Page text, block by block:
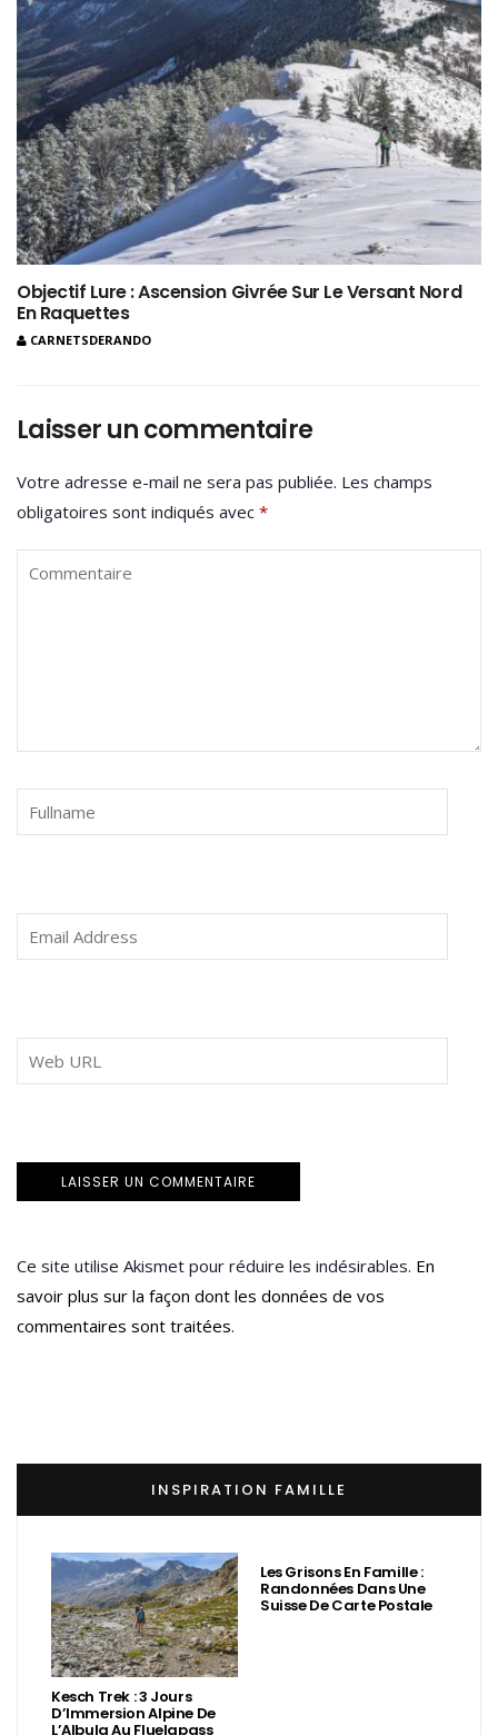
Objectif Lure : Ascension Givrée Sur Le Versant Nord
En Raquettes
CARNETSDERANDO
Laisser un commentaire
Votre adresse e-mail ne sera pas publiée. Les champs
obligatoires sont indiqués avec *
Ce site utilise Akismet pour réduire les indésirables. En
savoir plus sur la façon dont les données de vos
commentaires sont traitées.
INSPIRATION FAMILLE
Kesch Trek : 3 Jours
D’Immersion Alpine De
L’Albula Au Fluelapass
Les Grisons En Famille :
Randonnées Dans Une
Suisse De Carte Postale